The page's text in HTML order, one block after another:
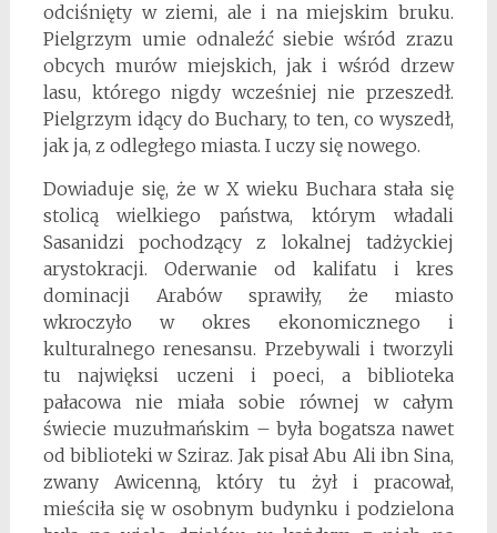
odciśnięty w ziemi, ale i na miejskim bruku.
Pielgrzym umie odnaleźć siebie wśród zrazu
obcych murów miejskich, jak i wśród drzew
lasu, którego nigdy wcześniej nie przeszedł.
Pielgrzym idący do Buchary, to ten, co wyszedł,
jak ja, z odległego miasta. I uczy się nowego.
Dowiaduje się, że w X wieku Buchara stała się
stolicą wielkiego państwa, którym władali
Sasanidzi pochodzący z lokalnej tadżyckiej
arystokracji. Oderwanie od kalifatu i kres
dominacji Arabów sprawiły, że miasto
wkroczyło w okres ekonomicznego i
kulturalnego renesansu. Przebywali i tworzyli
tu najwięksi uczeni i poeci, a biblioteka
pałacowa nie miała sobie równej w całym
świecie muzułmańskim – była bogatsza nawet
od biblioteki w Sziraz. Jak pisał Abu Ali ibn Sina,
zwany Awicenną, który tu żył i pracował,
mieściła się w osobnym budynku i podzielona